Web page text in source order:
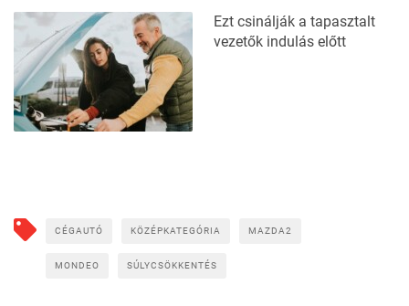
Ezt csinálják a tapasztalt
vezetők indulás előtt
CÉGAUTÓ KÖZÉPKATEGÓRIA MAZDA2
MONDEO SÚLYCSÖKKENTÉS